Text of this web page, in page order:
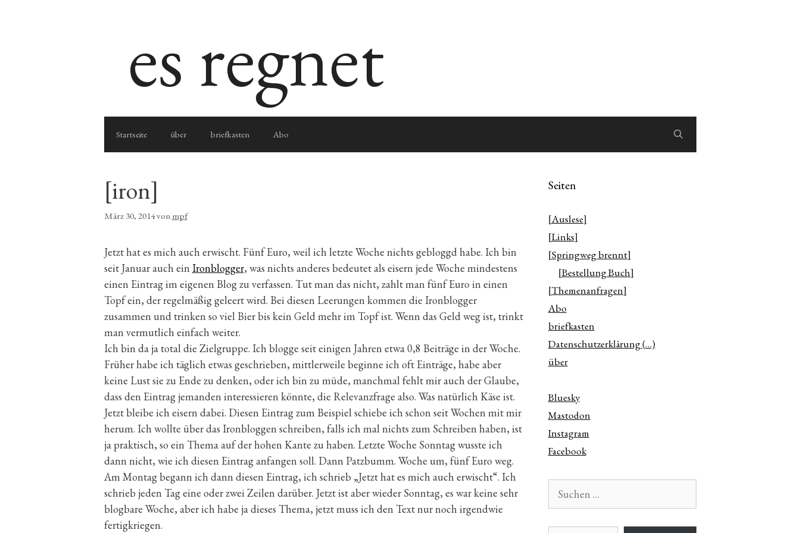
es regnet
Startseite über briefkasten Abo
[iron]
März 30, 2014von mpf
Jetzt hat es mich auch erwischt. Fünf Euro, weil ich letzte Woche nichts gebloggd habe. Ich bin
seit Januar auch ein Ironblogger, was nichts anderes bedeutet als eisern jede Woche mindestens
einen Eintrag im eigenen Blog zu verfassen. Tut man das nicht, zahlt man fünf Euro in einen
Topf ein, der regelmäßig geleert wird. Bei diesen Leerungen kommen die Ironblogger
zusammen und trinken so viel Bier bis kein Geld mehr im Topf ist. Wenn das Geld weg ist, trinkt
man vermutlich einfach weiter.
Ich bin da ja total die Zielgruppe. Ich blogge seit einigen Jahren etwa 0,8 Beiträge in der Woche.
Früher habe ich täglich etwas geschrieben, mittlerweile beginne ich oft Einträge, habe aber
keine Lust sie zu Ende zu denken, oder ich bin zu müde, manchmal fehlt mir auch der Glaube,
dass den Eintrag jemanden interessieren könnte, die Relevanzfrage also. Was natürlich Käse ist.
Jetzt bleibe ich eisern dabei. Diesen Eintrag zum Beispiel schiebe ich schon seit Wochen mit mir
herum. Ich wollte über das Ironbloggen schreiben, falls ich mal nichts zum Schreiben haben, ist
ja praktisch, so ein Thema auf der hohen Kante zu haben. Letzte Woche Sonntag wusste ich
dann nicht, wie ich diesen Eintrag anfangen soll. Dann Patzbumm. Woche um, fünf Euro weg.
Am Montag begann ich dann diesen Eintrag, ich schrieb „Jetzt hat es mich auch erwischt“. Ich
schrieb jeden Tag eine oder zwei Zeilen darüber. Jetzt ist aber wieder Sonntag, es war keine sehr
blogbare Woche, aber ich habe ja dieses Thema, jetzt muss ich den Text nur noch irgendwie
fertigkriegen.
Seiten
[Auslese]
[Links]
[Springweg brennt]
[Bestellung Buch]
[Themenanfragen]
Abo
briefkasten
Datenschutzerklärung (…)
über
Bluesky
Mastodon
Instagram
Facebook
nach:
E-Mail-Adresse